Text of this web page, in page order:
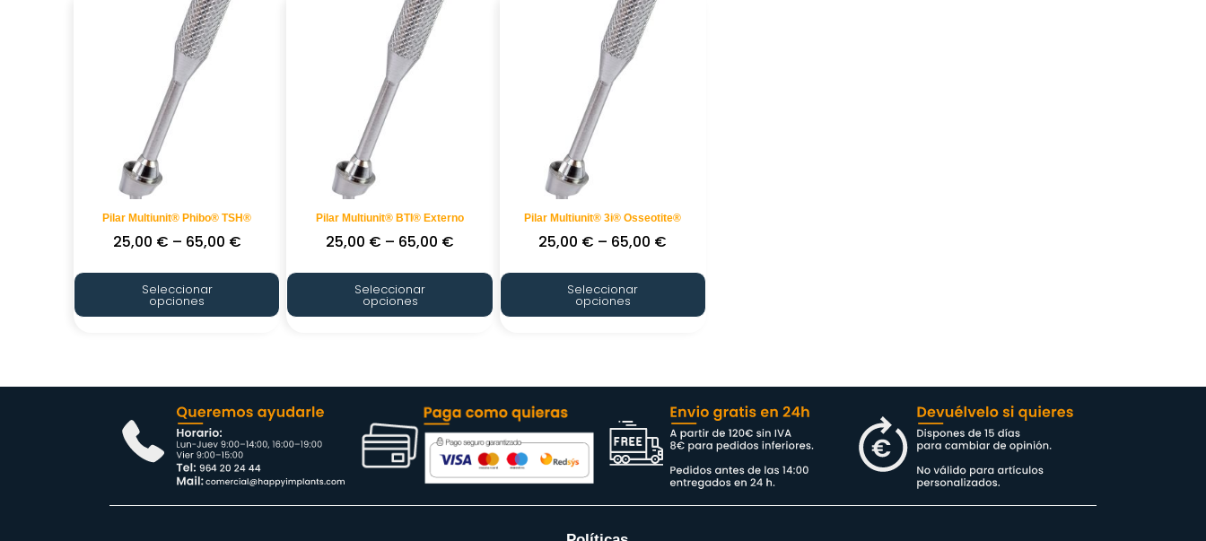
Pilar Multiunit® Phibo® TSH®
25,00 € – 65,00 €
Seleccionar
opciones
Pilar Multiunit® BTI® Externo
25,00 € – 65,00 €
Seleccionar
opciones
Pilar Multiunit® 3i® Osseotite®
25,00 € – 65,00 €
Seleccionar
opciones